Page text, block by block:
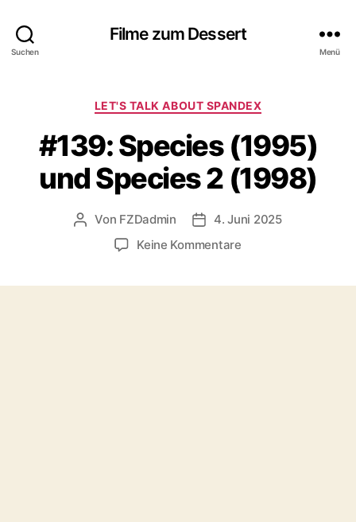
Suchen
Filme zum Dessert
Menü
Kategorien
LET'S TALK ABOUT SPANDEX
#139: Species (1995)
und Species 2 (1998)
Beitragsautor
Von FZDadmin Veröffentlichungsdatum
4. Juni 2025
Keine Kommentarezu